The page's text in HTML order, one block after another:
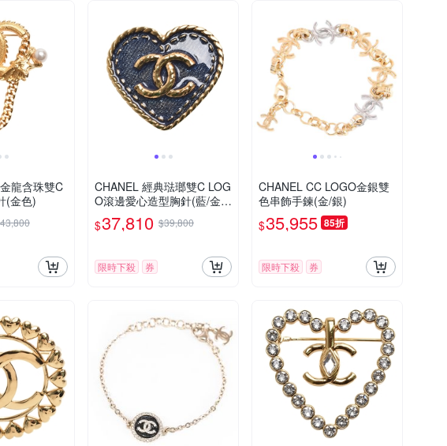
龍含珠雙C
(金色)
CHANEL 經典琺瑯雙C LOG
O滾邊愛心造型胸針(藍/金
色)
$37,810 $39,800
限時下殺 券
CHANEL CC LOGO金銀雙
色串飾手鍊(金/銀)
$35,955 85折
限時下殺 券